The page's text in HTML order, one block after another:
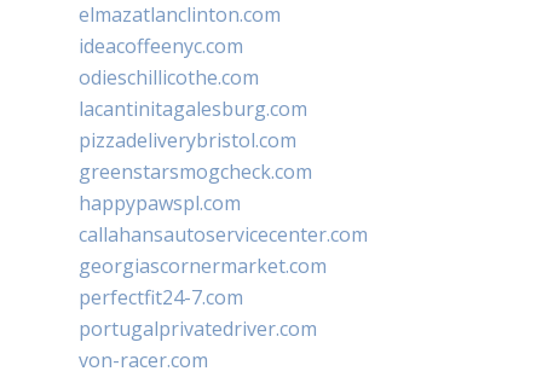
elmazatlanclinton.com
ideacoffeenyc.com
odieschillicothe.com
lacantinitagalesburg.com
pizzadeliverybristol.com
greenstarsmogcheck.com
happypawspl.com
callahansautoservicecenter.com
georgiascornermarket.com
perfectfit24-7.com
portugalprivatedriver.com
von-racer.com